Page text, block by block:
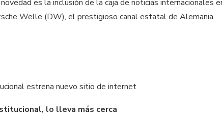
es la inclusión de la caja de noticias internacionales
Welle (DW), el prestigioso canal estatal de Alemania.
lo lleva más cerca